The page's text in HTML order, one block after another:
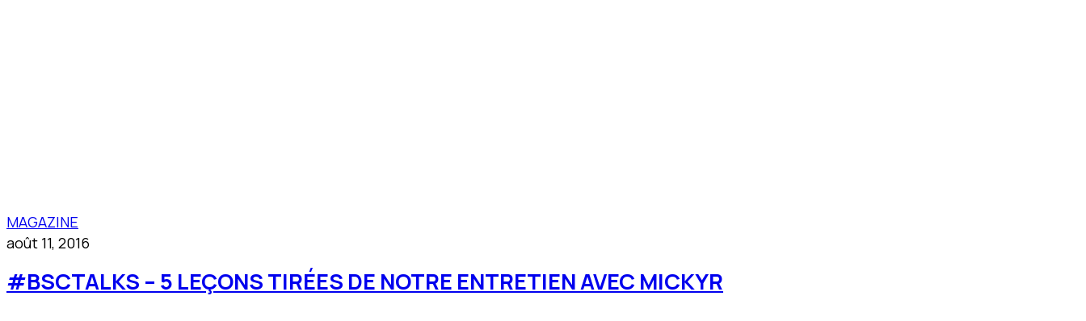
MAGAZINE
août 11, 2016
#BSCTALKS – 5 LEÇONS TIRÉES DE NOTRE ENTRETIEN AVEC MICKYR